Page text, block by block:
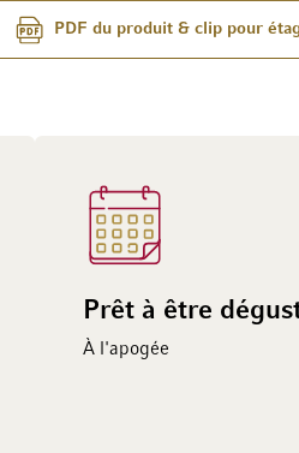
PDF du produit & clip pour
Prêt à être
À l'apogée